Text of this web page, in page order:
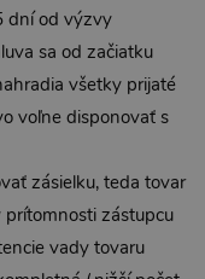
dní od výzvy
sa od začiatku
všetky prijaté
voľne disponovať s
zásielku, teda tovar
prítomnosti zástupcu
vady tovaru